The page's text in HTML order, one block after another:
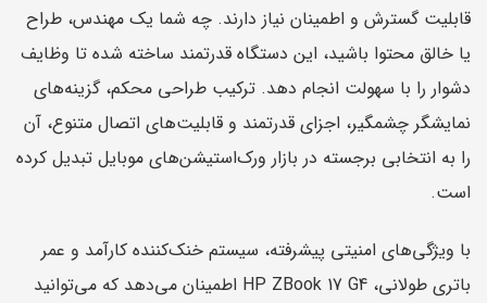
قابلیت گسترش و اطمینان نیاز دارند. چه شما یک مهندس، طراح
یا خالق محتوا باشید، این دستگاه قدرتمند ساخته شده تا وظایف
دشوار را با سهولت انجام دهد. ترکیب طراحی محکم، گزینه‌های
نمایشگر چشمگیر، اجزای قدرتمند و قابلیت‌های اتصال متنوع، آن
را به انتخابی برجسته در بازار ورک‌استیشن‌های موبایل تبدیل کرده
است.
با ویژگی‌های امنیتی پیشرفته، سیستم خنک‌کننده کارآمد و عمر
باتری طولانی، HP ZBook 17 G4 اطمینان می‌دهد که می‌توانید